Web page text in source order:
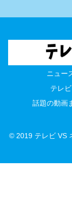
ニュー
テレビ
話題の動画
© 2019 テレビ VS